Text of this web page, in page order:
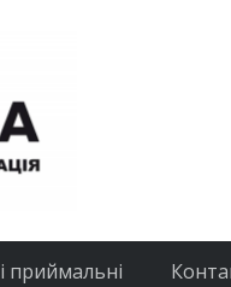
приймальні